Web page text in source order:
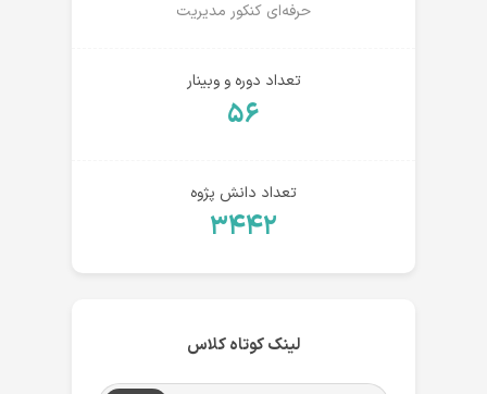
حرفه‌ای کنکور مدیریت
تعداد دوره و وبینار
۵۶
تعداد دانش پژوه
۳۴۴۲
لینک کوتاه کلاس